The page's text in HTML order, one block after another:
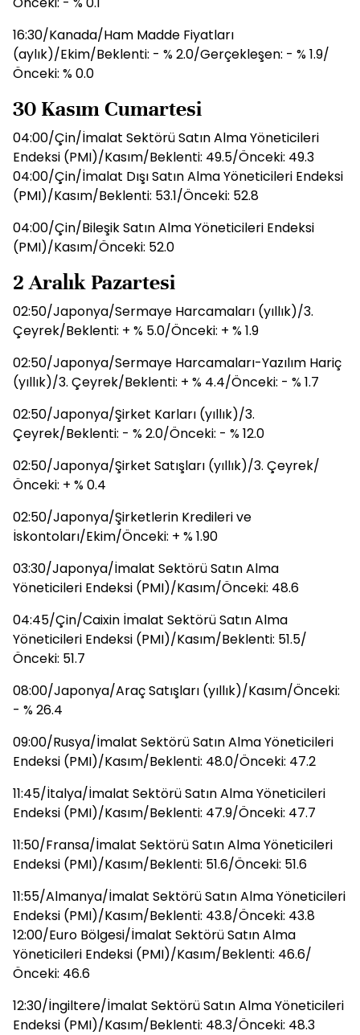
16:30/Kanada/Ham Madde Fiyatları
(aylık)/Ekim/Beklenti: - % 2.0/Gerçekleşen: - % 1.9/
Önceki: % 0.0
30 Kasım Cumartesi
04:00/Çin/İmalat Sektörü Satın Alma Yöneticileri
Endeksi (PMI)/Kasım/Beklenti: 49.5/Önceki: 49.3
04:00/Çin/İmalat Dışı Satın Alma Yöneticileri Endeksi
(PMI)/Kasım/Beklenti: 53.1/Önceki: 52.8
04:00/Çin/Bileşik Satın Alma Yöneticileri Endeksi
(PMI)/Kasım/Önceki: 52.0
2 Aralık Pazartesi
02:50/Japonya/Sermaye Harcamaları (yıllık)/3.
Çeyrek/Beklenti: + % 5.0/Önceki: + % 1.9
02:50/Japonya/Sermaye Harcamaları-Yazılım Hariç
(yıllık)/3. Çeyrek/Beklenti: + % 4.4/Önceki: - % 1.7
02:50/Japonya/Şirket Karları (yıllık)/3.
Çeyrek/Beklenti: - % 2.0/Önceki: - % 12.0
02:50/Japonya/Şirket Satışları (yıllık)/3. Çeyrek/
Önceki: + % 0.4
02:50/Japonya/Şirketlerin Kredileri ve
İskontoları/Ekim/Önceki: + % 1.90
03:30/Japonya/İmalat Sektörü Satın Alma
Yöneticileri Endeksi (PMI)/Kasım/Önceki: 48.6
04:45/Çin/Caixin İmalat Sektörü Satın Alma
Yöneticileri Endeksi (PMI)/Kasım/Beklenti: 51.5/
Önceki: 51.7
08:00/Japonya/Araç Satışları (yıllık)/Kasım/Önceki:
- % 26.4
09:00/Rusya/İmalat Sektörü Satın Alma Yöneticileri
Endeksi (PMI)/Kasım/Beklenti: 48.0/Önceki: 47.2
11:45/İtalya/İmalat Sektörü Satın Alma Yöneticileri
Endeksi (PMI)/Kasım/Beklenti: 47.9/Önceki: 47.7
11:50/Fransa/İmalat Sektörü Satın Alma Yöneticileri
Endeksi (PMI)/Kasım/Beklenti: 51.6/Önceki: 51.6
11:55/Almanya/İmalat Sektörü Satın Alma Yöneticileri
Endeksi (PMI)/Kasım/Beklenti: 43.8/Önceki: 43.8
12:00/Euro Bölgesi/İmalat Sektörü Satın Alma
Yöneticileri Endeksi (PMI)/Kasım/Beklenti: 46.6/
Önceki: 46.6
12:30/İngiltere/İmalat Sektörü Satın Alma Yöneticileri
Endeksi (PMI)/Kasım/Beklenti: 48.3/Önceki: 48.3